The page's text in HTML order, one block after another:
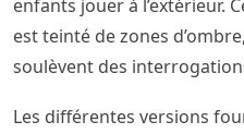
enfants jouer à l’extérieur.
est teinté de zones
soulèvent des
Les différentes versions